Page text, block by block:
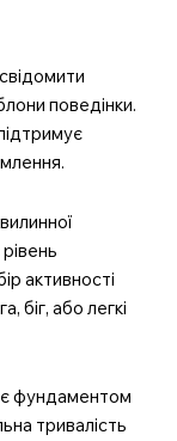
поведінки.
активності
біг, або легкі
фундаментом
тривалість